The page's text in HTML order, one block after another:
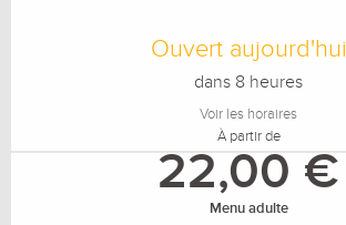
Ouvert aujourd'hui
dans 8 heures
Voir les horaires
À partir de
22,00 €
Menu adulte